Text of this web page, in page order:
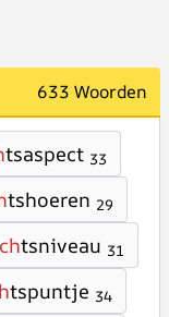
633 Woorden
tsaspect 33
tshoeren 29
tsniveau 31
tspuntje 34